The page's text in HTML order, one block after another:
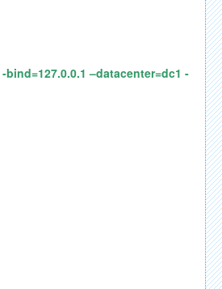
–datacenter=dc1 -